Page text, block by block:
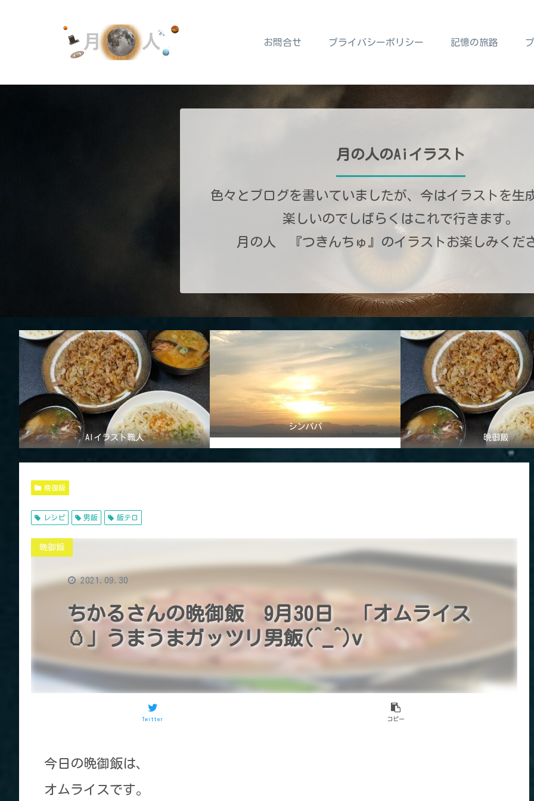
お問合せ プライバシーポリシー 記憶の旅路
月の人のAiイラスト
色々とブログを書いていましたが、今はイラストを生
楽しいのでしばらくはこれで行きます。
月の人 『つきんちゅ』のイラストお楽しみくだ
AIイラスト職人
シンパパ
晩御飯
晩御飯
レシピ 男飯 飯テロ
ちかるさんの晩御飯 9月30日 「オムライス
🥚」うまうまガッツリ男飯(^_^)v
晩御飯
Twitter コピー
2021.09.30
今日の晩御飯は、
オムライスです。